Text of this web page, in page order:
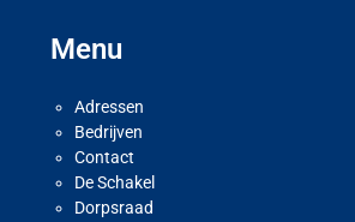
Menu
Adressen
Bedrijven
Contact
De Schakel
Dorpsraad